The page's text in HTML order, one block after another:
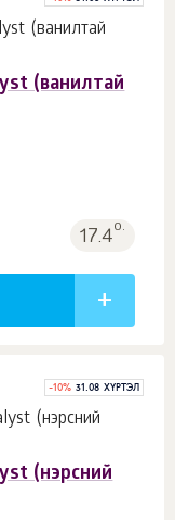
(ванилтай
17.4о.
-10% 31.08 ХҮРТЭЛ
(нэрсний